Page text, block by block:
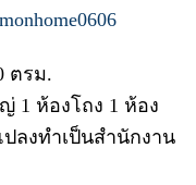
ตรม.
1 ห้องโถง 1 ห้อง
ลงทำเป็นสำนักงาน